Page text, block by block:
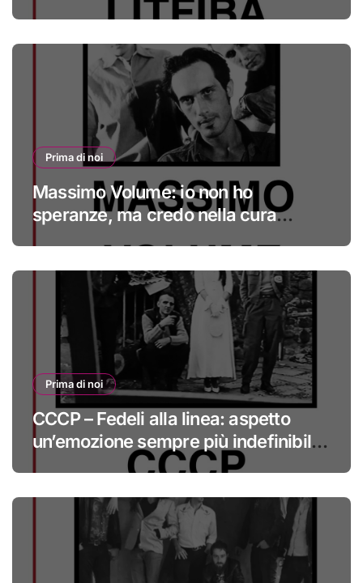
Prima di noi
Massimo Volume: io non ho
speranze, ma credo nella cura
Prima di noi
CCCP – Fedeli alla linea: aspetto
un’emozione sempre più indefinibile
#primadinoi